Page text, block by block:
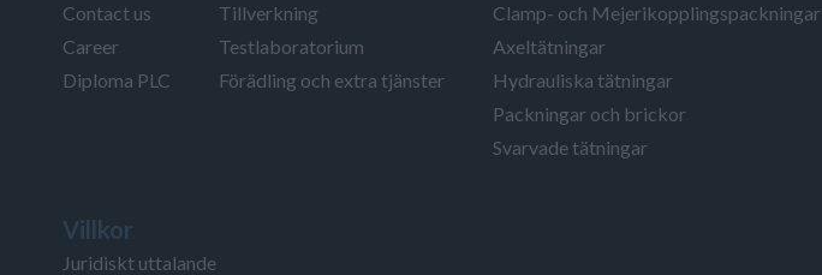
Contact us
Career
Diploma PLC
Tillverkning
Testlaboratorium
Förädling och extra tjänster
Clamp- och Mejerikopplingspackningar
Axeltätningar
Hydrauliska tätningar
Packningar och brickor
Svarvade tätningar
Villkor
Juridiskt uttalande